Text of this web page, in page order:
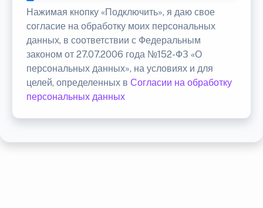
Нажимая кнопку «Подключить», я даю свое
согласие на обработку моих персональных
данных, в соответствии с Федеральным
законом от 27.07.2006 года №152-ФЗ «О
персональных данных», на условиях и для
целей, определенных в Согласии на обработку
персональных данных